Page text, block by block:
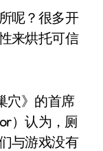
呢？很多开
来烘托可信
》的首席
）认为，厕
与游戏没有